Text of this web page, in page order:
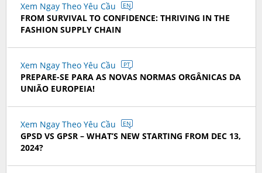
Xem Ngay Theo Yêu Cầu EN
FROM SURVIVAL TO CONFIDENCE: THRIVING IN THE
FASHION SUPPLY CHAIN
Xem Ngay Theo Yêu Cầu PT
PREPARE-SE PARA AS NOVAS NORMAS ORGÂNICAS DA
UNIÃO EUROPEIA!
Xem Ngay Theo Yêu Cầu EN
GPSD VS GPSR – WHAT’S NEW STARTING FROM DEC 13,
2024?